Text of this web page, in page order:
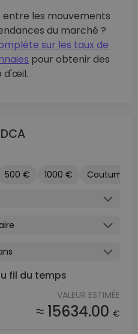
les mouvements
du marché ?
sur les taux de
pour obtenir des
d'œil.
500 € 1000 €
Coutume
fil du temps
VALEUR ESTIMÉE
≈ 15634.00 €